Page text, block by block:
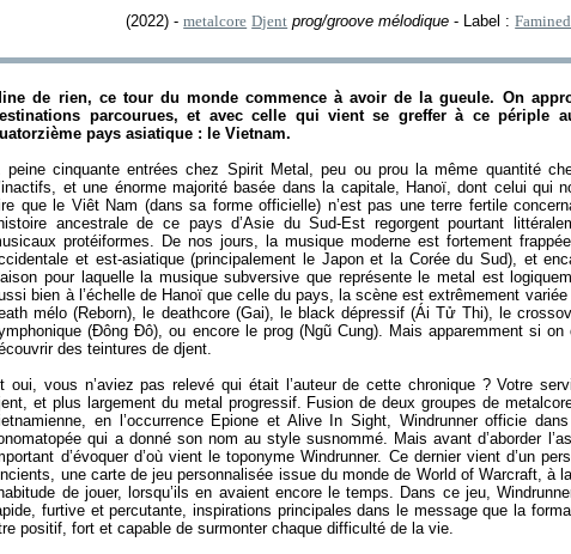
(2022) -metalcore Djent prog/groove mélodique - Label :
de rien, ce tour du monde commence à avoir de la gueule. On
parcourues, et avec celle qui vient se greffer à ce périple
pays asiatique : le Vietnam.
peine cinquante entrées chez Spirit Metal, peu ou prou la même quantité
et une énorme majorité basée dans la capitale, Hanoï, dont celui qui
que le Viêt Nam (dans sa forme officielle) n’est pas une terre fertile
ancestrale de ce pays d’Asie du Sud-Est regorgent pourtant
protéiformes. De nos jours, la musique moderne est fortement
et est-asiatique (principalement le Japon et la Corée du Sud), et
pour laquelle la musique subversive que représente le metal est
bien à l’échelle de Hanoï que celle du pays, la scène est extrêmement
mélo (Reborn), le deathcore (Gai), le black dépressif (Ái Tử Thi), le
(Đông Đô), ou encore le prog (Ngũ Cung). Mais apparemment si
des teintures de djent.
oui, vous n’aviez pas relevé qui était l’auteur de cette chronique ? Votre
et plus largement du metal progressif. Fusion de deux groupes de
en l’occurrence Epione et Alive In Sight, Windrunner officie
qui a donné son nom au style susnommé. Mais avant d’aborder
d’évoquer d’où vient le toponyme Windrunner. Ce dernier vient d’un
une carte de jeu personnalisée issue du monde de World of Warcraft, à
de jouer, lorsqu’ils en avaient encore le temps. Dans ce jeu,
furtive et percutante, inspirations principales dans le message que la
positif, fort et capable de surmonter chaque difficulté de la vie.